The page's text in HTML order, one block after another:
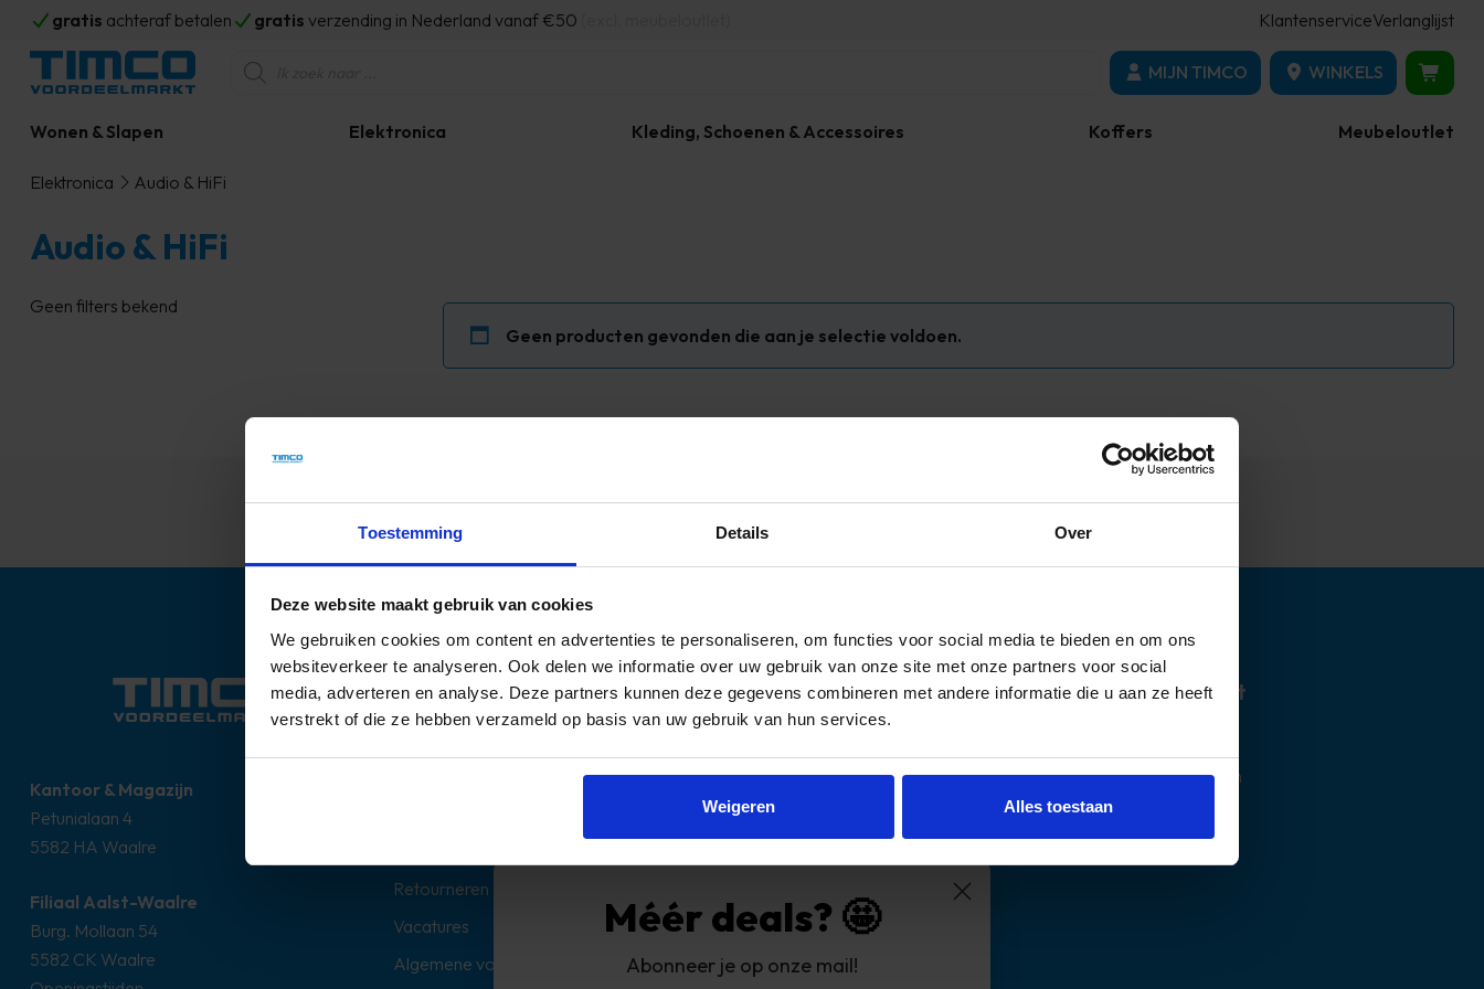
Toestemming Details Over
Deze website maakt gebruik van cookies
We gebruiken cookies om content en advertenties te personaliseren, om functies voor social media te bieden en om ons
websiteverkeer te analyseren. Ook delen we informatie over uw gebruik van onze site met onze partners voor social
media, adverteren en analyse. Deze partners kunnen deze gegevens combineren met andere informatie die u aan ze heeft
verstrekt of die ze hebben verzameld op basis van uw gebruik van hun services.
Weigeren Alles toestaan
gratis achteraf betalen gratis verzending in Nederland vanaf €50 KlantenserviceVerlanglijst
Producten
zoeken
MIJN TIMCO WINKELS
Wonen & Slapen Elektronica Kleding, Schoenen & Accessoires Koffers Meubeloutlet
Elektronica Audio & HiFi
Audio & HiFi
Geen filters bekend
Geen producten gevonden die aan je selectie voldoen.
Kantoor & Magazijn
Petunialaan 4
5582 HA Waalre
Filiaal Aalst-Waalre
Burg. Mollaan 54
5582 CK Waalre
Over ons
Retourneren
Vacatures
Algemene voorwaarden
Populaire categorieën
Boxsprings
Hoofdkussens
Hoekbanken
Mijn account
Mijn bestellingen
Méér deals? 🤩
Abonneer je op onze mail!